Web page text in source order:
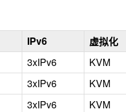
IPv6 虚拟化
3xIPv6 KVM
3xIPv6 KVM
3xIPv6 KVM